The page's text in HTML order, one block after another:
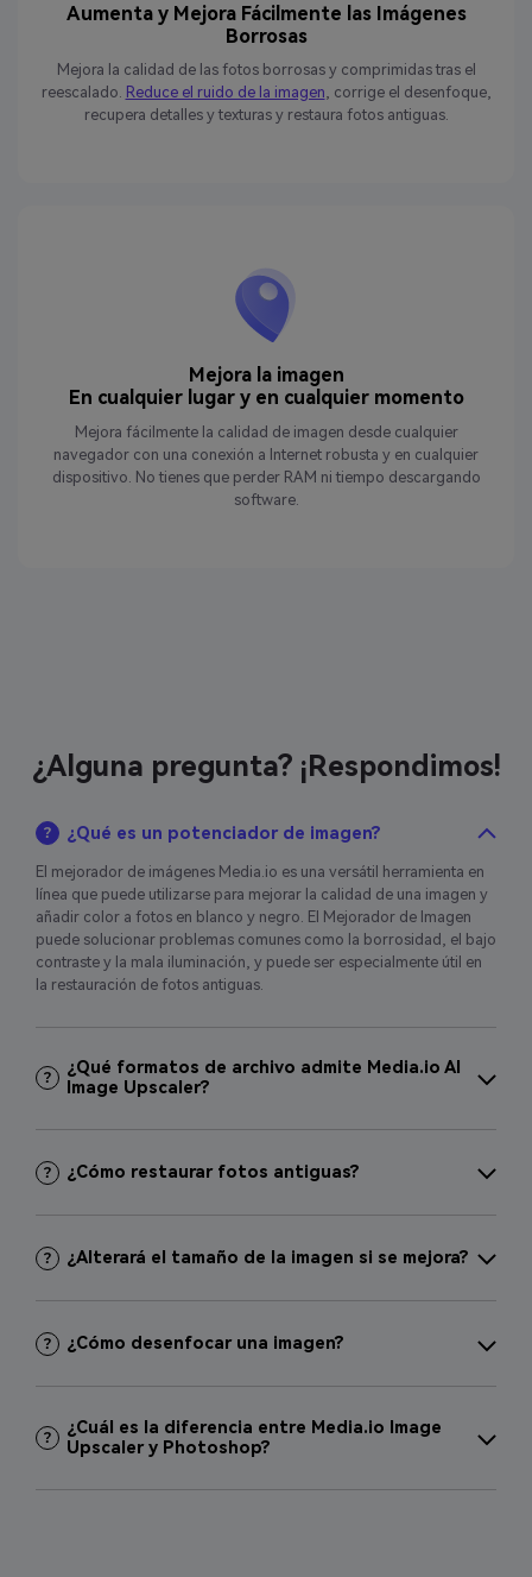
Aumenta y Mejora Fácilmente las Imágenes
Borrosas
Mejora la calidad de las fotos borrosas y comprimidas tras el
reescalado. Reduce el ruido de la imagen, corrige el desenfoque,
recupera detalles y texturas y restaura fotos antiguas.
Mejora la imagen
En cualquier lugar y en cualquier momento
Mejora fácilmente la calidad de imagen desde cualquier
navegador con una conexión a Internet robusta y en cualquier
dispositivo. No tienes que perder RAM ni tiempo descargando
software.
¿Alguna pregunta? ¡Respondimos!
¿Qué es un potenciador de imagen?
El mejorador de imágenes Media.io es una versátil herramienta en
línea que puede utilizarse para mejorar la calidad de una imagen y
añadir color a fotos en blanco y negro. El Mejorador de Imagen
puede solucionar problemas comunes como la borrosidad, el bajo
contraste y la mala iluminación, y puede ser especialmente útil en
la restauración de fotos antiguas.
¿Qué formatos de archivo admite Media.io AI
Image Upscaler?
¿Cómo restaurar fotos antiguas?
¿Alterará el tamaño de la imagen si se mejora?
¿Cómo desenfocar una imagen?
¿Cuál es la diferencia entre Media.io Image
Upscaler y Photoshop?